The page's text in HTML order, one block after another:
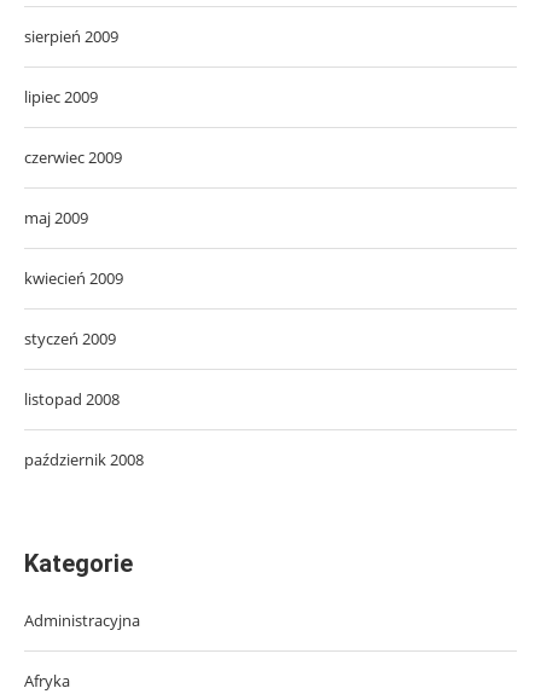
sierpień 2009
lipiec 2009
czerwiec 2009
maj 2009
kwiecień 2009
styczeń 2009
listopad 2008
październik 2008
Kategorie
Administracyjna
Afryka